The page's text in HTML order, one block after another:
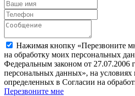
Нажимая кнопку «Перезвоните
на обработку моих персональных
Федеральным законом от
персональных данных», на условиях
определенных в Согласии на
Перезвоните мне